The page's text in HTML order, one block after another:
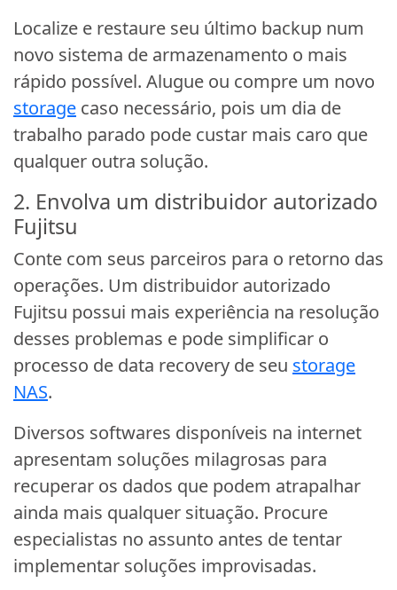
Localize e restaure seu último backup num
novo sistema de armazenamento o mais
rápido possível. Alugue ou compre um novo
storage caso necessário, pois um dia de
trabalho parado pode custar mais caro que
qualquer outra solução.
2. Envolva um distribuidor autorizado
Fujitsu
Conte com seus parceiros para o retorno das
operações. Um distribuidor autorizado
Fujitsu possui mais experiência na resolução
desses problemas e pode simplificar o
processo de data recovery de seu storage
NAS.
Diversos softwares disponíveis na internet
apresentam soluções milagrosas para
recuperar os dados que podem atrapalhar
ainda mais qualquer situação. Procure
especialistas no assunto antes de tentar
implementar soluções improvisadas.